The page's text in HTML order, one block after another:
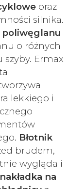
oraz
silnika.
poliwęglanu
o różnych
Ermax
lekkiego i
Błotnik
brudem,
wygląda i
nakładka na